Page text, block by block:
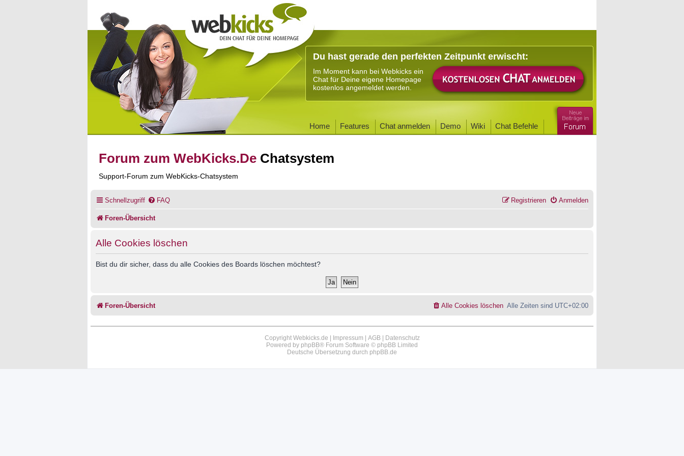
Du hast gerade den perfekten Zeitpunkt erwischt:
Im Moment kann bei Webkicks ein
Chat für Deine eigene Homepage
kostenlos angemeldet werden.
Home Features Chat anmelden Demo Wiki Chat Befehle
Forum zum WebKicks.De Chatsystem
Support-Forum zum WebKicks-Chatsystem
Schnellzugriff FAQ Anmelden
Registrieren
Foren-Übersicht
Alle Cookies löschen
Bist du dir sicher, dass du alle Cookies des Boards löschen möchtest?
Foren-Übersicht Alle Zeiten sind UTC+02:00
Alle Cookies löschen
Copyright Webkicks.de | Impressum AGB|
Datenschutz
Powered by phpBB® Forum Software © phpBB Limited
Deutsche Übersetzung durch phpBB.de